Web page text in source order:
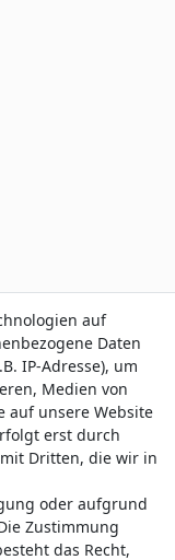
auf
Daten
IP-Adresse), um
Medien von
unsere Website
erst durch
Dritten, die wir in
oder aufgrund
Zustimmung
das Recht,